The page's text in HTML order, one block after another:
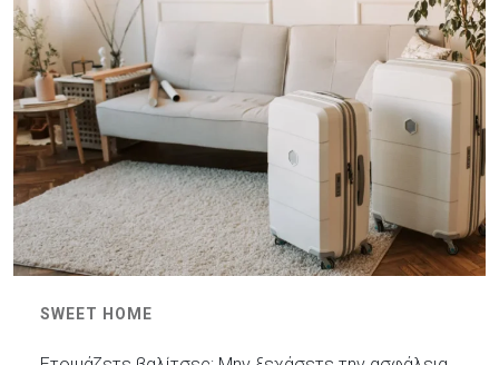
SWEET HOME